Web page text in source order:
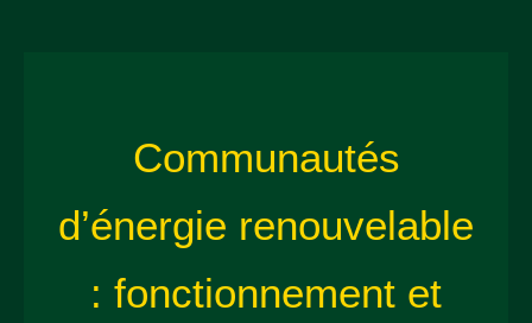
Communautés
d’énergie renouvelable
: fonctionnement et